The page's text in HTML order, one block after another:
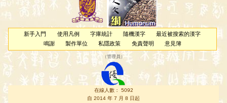
新手入門 使用凡例 字庫統計 隨機漢字
最近被搜索的漢字
鳴謝
製作單位 私隱政策 免責聲明 意見簿
（管理員 ）
在線人數： 5092
自 2014 年 7 月 8 日起